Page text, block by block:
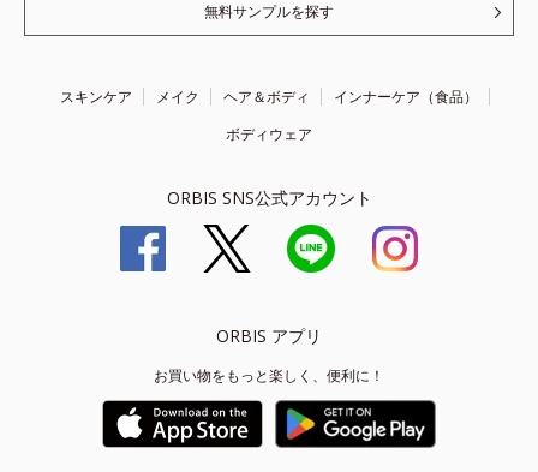
無料サンプルを探す
スキンケア メイク ヘア＆ボディ
インナーケア（食品）
ボディウェア
ORBIS SNS公式アカウント
ORBIS アプリ
お買い物をもっと楽しく、便利に！